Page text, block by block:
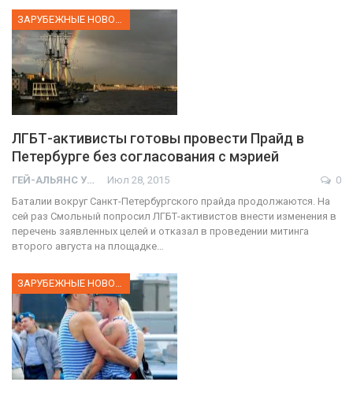
ЗАРУБЕЖНЫЕ НОВОСТИ
ЛГБТ-активисты готовы провести Прайд в
Петербурге без согласования с мэрией
ГЕЙ-АЛЬЯНС УКРАИНА Июл 28, 2015
0
Баталии вокруг Санкт-Петербургского прайда продолжаются. На
сей раз Смольный попросил ЛГБТ-активистов внести изменения в
перечень заявленных целей и отказал в проведении митинга
второго августа на площадке…
ЗАРУБЕЖНЫЕ НОВОСТИ